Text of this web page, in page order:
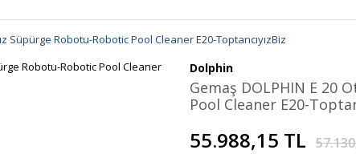
Süpürge Robotu-Robotic Pool Cleaner E20-ToptancıyızBiz
Dolphin
Gemaş DOLPHIN E 20
Pool Cleaner E20-
55.988,15 TL